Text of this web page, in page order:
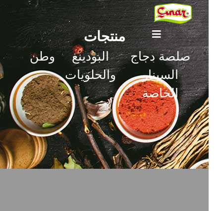
منتجات
وطن
البودينغ
والحلويات
صلصة دجاج
السينار
الخاصة